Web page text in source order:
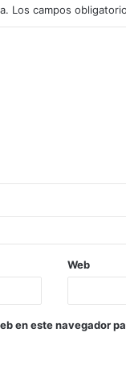
Los campos
Web
en este navegador